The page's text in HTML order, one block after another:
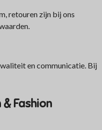
retouren zijn bij ons
en communicatie. Bij
Fashion